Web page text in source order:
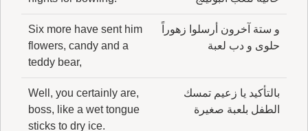
و ستة آخرون أرسلوا زهوراً
حلوى و دب لعبة
Six more have sent him
flowers, candy and a
teddy bear,
بالتأكيد يا زعيم تمسك
الطفل بلعبة صغيرة
Well, you certainly are,
boss, like a wet tongue
sticks to dry ice.